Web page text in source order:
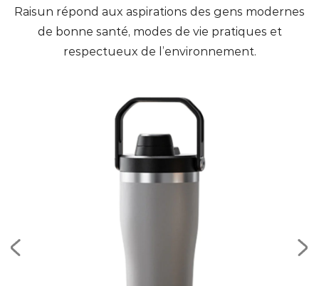
Raisun répond aux aspirations des gens modernes
de bonne santé, modes de vie pratiques et
respectueux de l’environnement.